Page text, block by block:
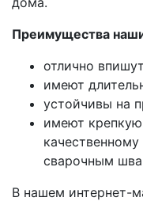
Преимущества
отлично
имеют
устойчивы на
имеют
сварочным
В нашем интернет-